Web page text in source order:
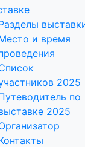
и время
2025
по
2025